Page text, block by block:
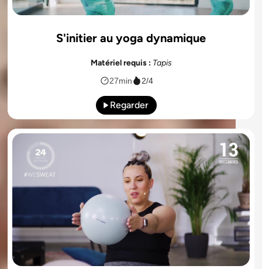
S'initier au yoga dynamique
Matériel requis :Tapis
27min 2/4
Regarder